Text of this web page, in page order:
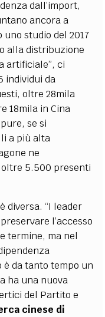
dall’import,
ancora a
uno studio del 2017
alla distribuzione
artificiale”, ci
individui da
oltre 28mila
18mila in Cina
se si
a più alta
ne
oltre 5.500 presenti
diversa. “I leader
l’accesso
termine, ma nel
è da tanto tempo un
ha una nuova
del Partito e
cinese di